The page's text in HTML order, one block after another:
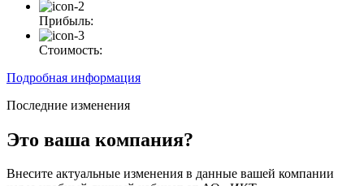
Прибыль:
Стоимость:
Подробная информация
Последние изменения
Это ваша компания?
Внесите актуальные изменения в данные вашей компании